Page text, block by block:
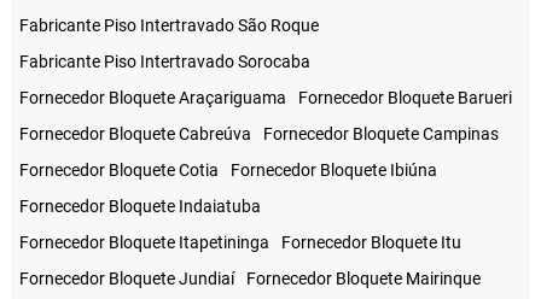
Fabricante Piso Intertravado São Roque
Fabricante Piso Intertravado Sorocaba
Fornecedor Bloquete Araçariguama
Fornecedor Bloquete Barueri
Fornecedor Bloquete Cabreúva
Fornecedor Bloquete Campinas
Fornecedor Bloquete Cotia
Fornecedor Bloquete Ibiúna
Fornecedor Bloquete Indaiatuba
Fornecedor Bloquete Itapetininga
Fornecedor Bloquete Itu
Fornecedor Bloquete Jundiaí
Fornecedor Bloquete Mairinque